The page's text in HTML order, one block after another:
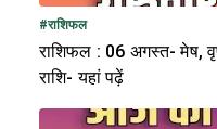
#राशिफल
राशिफल : 06 अगस्त- मेष,
राशि- यहां पढ़ें